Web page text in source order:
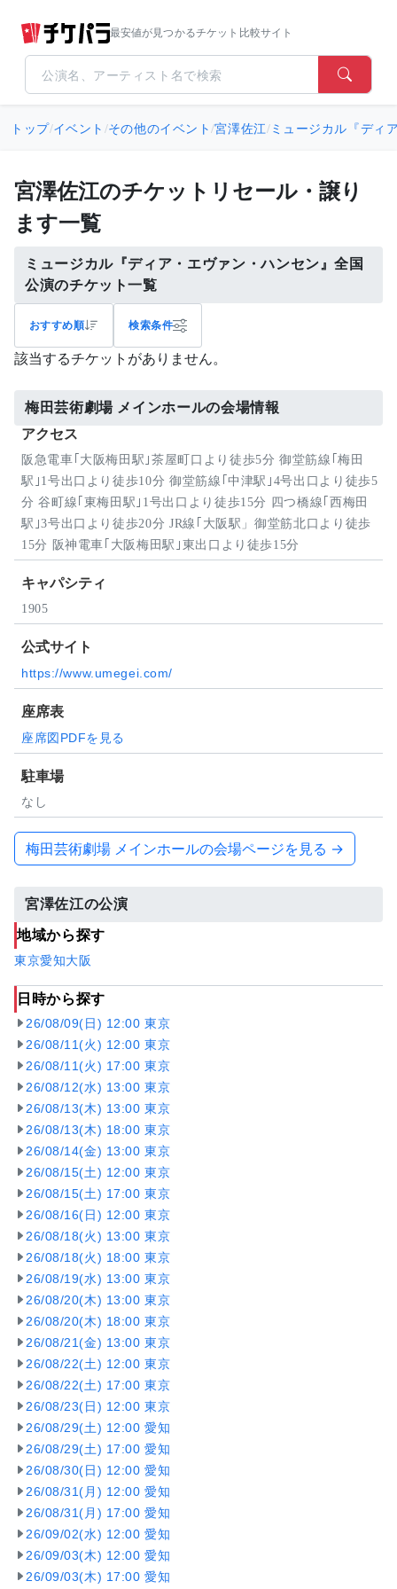
最安値が見つかるチケット比較サイト
トップ/イベント /その他のイベント/宮澤佐江/ミュージカル『ディ
宮澤佐江のチケットリセール・譲り
ます一覧
ミュージカル『ディア・エヴァン・ハンセン』全国
公演のチケット一覧
おすすめ順 検索条件
該当するチケットがありません。
梅田芸術劇場 メインホールの会場情報
アクセス
阪急電車｢大阪梅田駅｣茶屋町口より徒歩5分 御堂筋線｢梅田
駅｣1号出口より徒歩10分 御堂筋線｢中津駅｣4号出口より徒歩5
分 谷町線｢東梅田駅｣1号出口より徒歩15分 四つ橋線｢西梅田
駅｣3号出口より徒歩20分 JR線｢大阪駅」御堂筋北口より徒歩
15分 阪神電車｢大阪梅田駅｣東出口より徒歩15分
キャパシティ
1905
公式サイト
https://www.umegei.com/
座席表
座席図PDFを見る
駐車場
なし
梅田芸術劇場 メインホールの会場ページを見る →
宮澤佐江の公演
地域から探す
東京愛知大阪
日時から探す
26/08/09(日) 12:00 東京
26/08/11(火) 12:00 東京
26/08/11(火) 17:00 東京
26/08/12(水) 13:00 東京
26/08/13(木) 13:00 東京
26/08/13(木) 18:00 東京
26/08/14(金) 13:00 東京
26/08/15(土) 12:00 東京
26/08/15(土) 17:00 東京
26/08/16(日) 12:00 東京
26/08/18(火) 13:00 東京
26/08/18(火) 18:00 東京
26/08/19(水) 13:00 東京
26/08/20(木) 13:00 東京
26/08/20(木) 18:00 東京
26/08/21(金) 13:00 東京
26/08/22(土) 12:00 東京
26/08/22(土) 17:00 東京
26/08/23(日) 12:00 東京
26/08/29(土) 12:00 愛知
26/08/29(土) 17:00 愛知
26/08/30(日) 12:00 愛知
26/08/31(月) 12:00 愛知
26/08/31(月) 17:00 愛知
26/09/02(水) 12:00 愛知
26/09/03(木) 12:00 愛知
26/09/03(木) 17:00 愛知